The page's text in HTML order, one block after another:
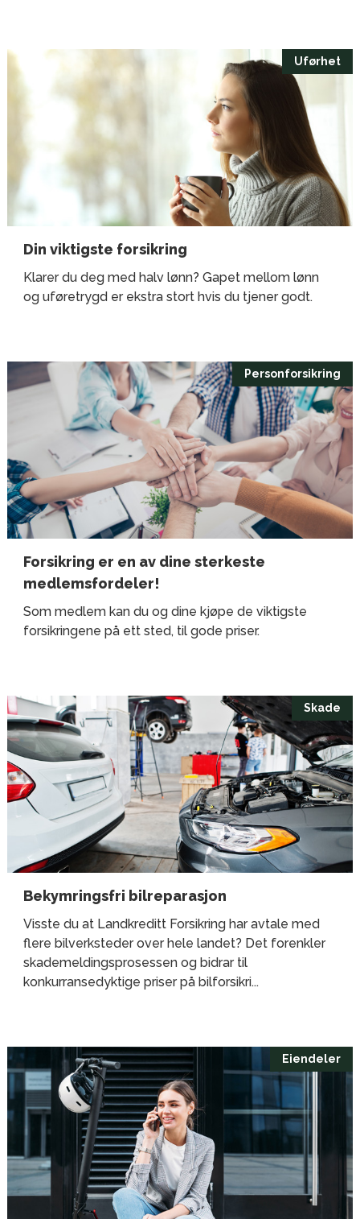
Uførhet
Din viktigste forsikring
Klarer du deg med halv lønn? Gapet mellom lønn
og uføretrygd er ekstra stort hvis du tjener godt.
Personforsikring
Forsikring er en av dine sterkeste
medlemsfordeler!
Som medlem kan du og dine kjøpe de viktigste
forsikringene på ett sted, til gode priser.
Skade
Bekymringsfri bilreparasjon
Visste du at Landkreditt Forsikring har avtale med
flere bilverksteder over hele landet? Det forenkler
skademeldingsprosessen og bidrar til
konkurransedyktige priser på bilforsikri...
Eiendeler